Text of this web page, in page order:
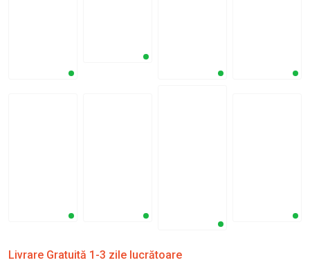
Livrare Gratuită 1-3 zile lucrătoare